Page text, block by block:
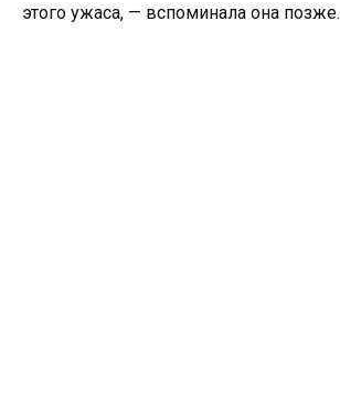
этого ужаса, — вспоминала она позже.